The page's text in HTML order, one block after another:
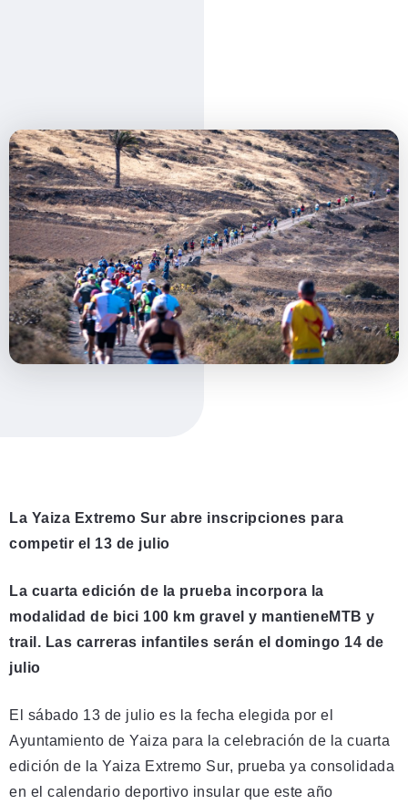
La Yaiza Extremo Sur abre inscripciones para
competir el 13 de julio
La cuarta edición de la prueba incorpora la
modalidad de bici 100 km gravel y mantieneMTB y
trail. Las carreras infantiles serán el domingo 14 de
julio
El sábado 13 de julio es la fecha elegida por el
Ayuntamiento de Yaiza para la celebración de la cuarta
edición de la Yaiza Extremo Sur, prueba ya consolidada
en el calendario deportivo insular que este año